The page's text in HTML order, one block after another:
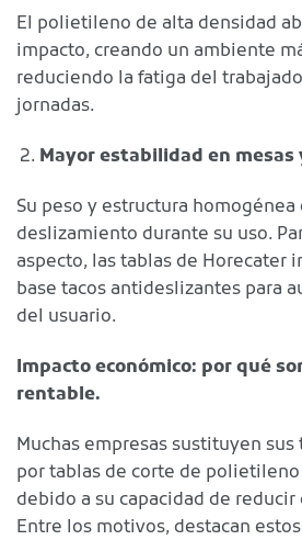
El polietileno de alta densidad
impacto, creando un ambiente
reduciendo la fatiga del
jornadas.
Mayor estabilidad en mesas
Su peso y estructura homogénea
deslizamiento durante su uso.
aspecto, las tablas de Horecater
base tacos antideslizantes para
del usuario.
Impacto económico: por qué
rentable.
Muchas empresas sustituyen
por tablas de corte de
debido a su capacidad de
Entre los motivos, destacan